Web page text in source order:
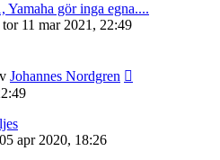
gör inga egna....
tor 11 mar 2021, 22:49
Johannes Nordgren
apr 2020, 18:26